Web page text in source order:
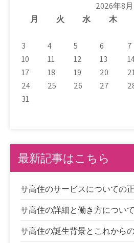
2026年8月
月
火 水 木
3
4 5 6 7
10
11 12 13
17
18 19 20
24
25 26 27
31
最新記事はこちら
サ高住のサービスについての
サ高住の詳細と働き方について
サ高住の誕生背景とこれから